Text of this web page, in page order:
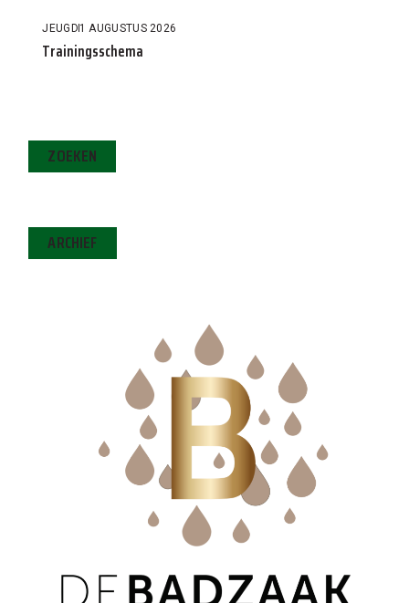
JEUGD1 AUGUSTUS 2026
Trainingsschema
ZOEKEN
ARCHIEF